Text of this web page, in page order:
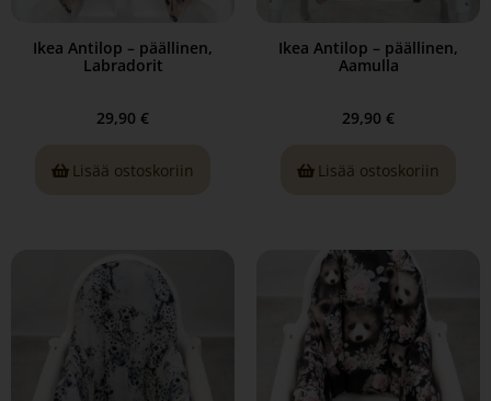
Ikea Antilop – päällinen,
Labradorit
29,90 €
Lisää ostoskoriin
Ikea Antilop – päällinen,
Aamulla
29,90 €
Lisää ostoskoriin